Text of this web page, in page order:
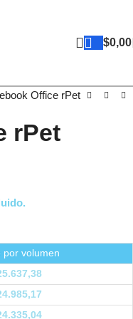
$0,00
Office rPet
rPet
por volumen